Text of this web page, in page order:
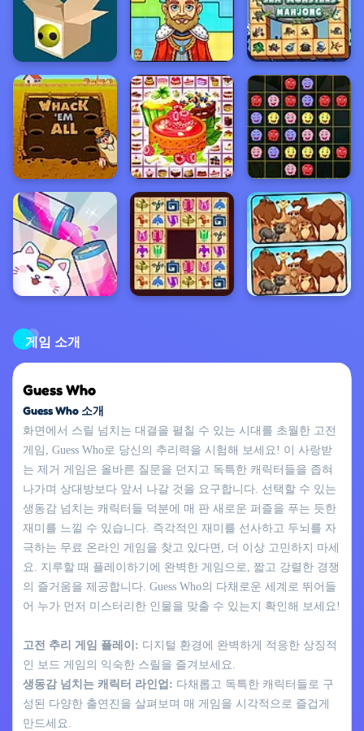
게임 소개
Guess Who
Guess Who 소개
화면에서 스릴 넘치는 대결을 펼칠 수 있는 시대를 초월한 고전
게임, Guess Who로 당신의 추리력을 시험해 보세요! 이 사랑받
는 제거 게임은 올바른 질문을 던지고 독특한 캐릭터들을 좁혀
나가며 상대방보다 앞서 나갈 것을 요구합니다. 선택할 수 있는
생동감 넘치는 캐릭터들 덕분에 매 판 새로운 퍼즐을 푸는 듯한
재미를 느낄 수 있습니다. 즉각적인 재미를 선사하고 두뇌를 자
극하는 무료 온라인 게임을 찾고 있다면, 더 이상 고민하지 마세
요. 지루할 때 플레이하기에 완벽한 게임으로, 짧고 강렬한 경쟁
의 즐거움을 제공합니다. Guess Who의 다채로운 세계로 뛰어들
어 누가 먼저 미스터리한 인물을 맞출 수 있는지 확인해 보세요!
고전 추리 게임 플레이: 디지털 환경에 완벽하게 적응한 상징적
인 보드 게임의 익숙한 스릴을 즐겨보세요.
생동감 넘치는 캐릭터 라인업: 다채롭고 독특한 캐릭터들로 구
성된 다양한 출연진을 살펴보며 매 게임을 시각적으로 즐겁게
만드세요.